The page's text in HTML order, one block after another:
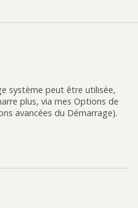
système peut être utilisée,
plus, via mes Options de
avancées du Démarrage).